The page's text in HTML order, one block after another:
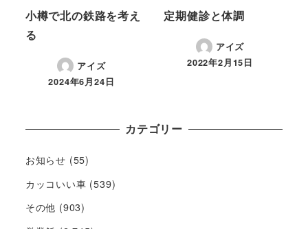
小樽で北の鉄路を考え
る
アイズ
2024年6月24日
定期健診と体調
アイズ
2022年2月15日
カテゴリー
お知らせ (55)
カッコいい車 (539)
その他 (903)